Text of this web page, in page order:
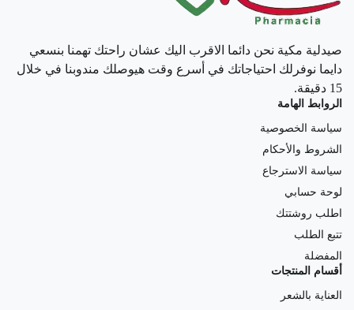
صيدلية مكية نحن دائما الاقرب اليك عشان راحتك تهمنا بنسعي
دايما نوفرلك احتياجاتك في أسرع وقت هيوصلك مندوبنا في خلال
15 دقيقة.
الروابط الهامة
سياسة الخصوصية
الشروط والأحكام
سياسة الاسترجاع
لوحة حسابي
اطلب روشتتك
تتبع الطلب
المفضلة
أقسام المنتجات
العناية بالشعر